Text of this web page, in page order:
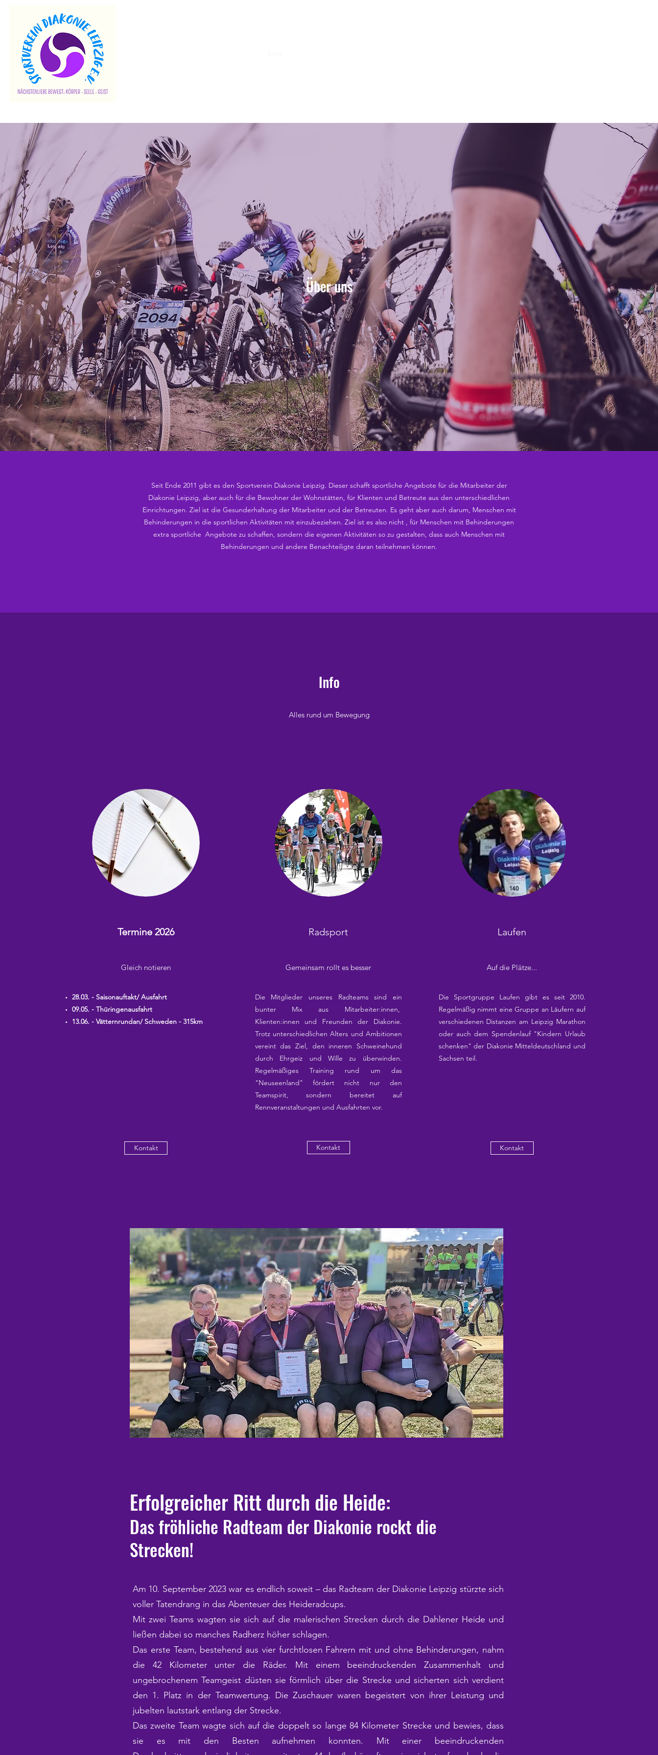
Über uns
Seit Ende 2011 gibt es den Sportverein Diakonie Leipzig. Dieser schafft sportliche Angebote für die Mitarbeiter der
Diakonie Leipzig, aber auch für die Bewohner der Wohnstätten, für Klienten und Betreute aus den unterschiedlichen
Einrichtungen. Ziel ist die Gesunderhaltung der Mitarbeiter und der Betreuten. Es geht aber auch darum, Menschen mit
Behinderungen in die sportlichen Aktivitäten mit einzubeziehen. Ziel ist es also nicht , für Menschen mit Behinderungen
extra sportliche Angebote zu schaffen, sondern die eigenen Aktivitäten so zu gestalten, dass auch Menschen mit
Behinderungen und andere Benachteiligte daran teilnehmen können.
Info
Alles rund um Bewegung
Termine 2026
Gleich notieren
28.03. - Saisonauftakt/ Ausfahrt
09.05. - Thüringenausfahrt
13.06. - Vätternrundan/ Schweden - 315km
Kontakt
Radsport
Gemeinsam rollt es besser
Die Mitglieder unseres Radteams sind ein
bunter Mix aus Mitarbeiter:innen,
Klienten:innen und Freunden der Diakonie.
Trotz unterschiedlichen Alters und Ambitionen
vereint das Ziel, den inneren Schweinehund
durch Ehrgeiz und Wille zu überwinden.
Regelmäßiges Training rund um das
"Neuseenland" fördert nicht nur den
Teamspirit, sondern bereitet auf
Rennveranstaltungen und Ausfahrten vor.
Kontakt
Laufen
Auf die Plätze...
Die Sportgruppe Laufen gibt es seit 2010.
Regelmäßig nimmt eine Gruppe an Läufern auf
verschiedenen Distanzen am Leipzig Marathon
oder auch dem Spendenlauf "Kindern Urlaub
schenken" der Diakonie Mitteldeutschland und
Sachsen teil.
Kontakt
Erfolgreicher Ritt durch die Heide:
Das fröhliche Radteam der Diakonie rockt die
Strecken!
Am 10. September 2023 war es endlich soweit – das Radteam der Diakonie Leipzig stürzte sich
voller Tatendrang in das Abenteuer des Heideradcups.
Mit zwei Teams wagten sie sich auf die malerischen Strecken durch die Dahlener Heide und
ließen dabei so manches Radherz höher schlagen.
Das erste Team, bestehend aus vier furchtlosen Fahrern mit und ohne Behinderungen, nahm
die 42 Kilometer unter die Räder. Mit einem beeindruckenden Zusammenhalt und
ungebrochenem Teamgeist düsten sie förmlich über die Strecke und sicherten sich verdient
den 1. Platz in der Teamwertung. Die Zuschauer waren begeistert von ihrer Leistung und
jubelten lautstark entlang der Strecke.
Das zweite Team wagte sich auf die doppelt so lange 84 Kilometer Strecke und bewies, dass
sie es mit den Besten aufnehmen konnten. Mit einer beeindruckenden